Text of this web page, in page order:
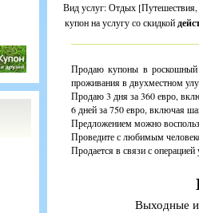
Вид услуг: Отдых [Путешествия,
купон на услугу со скидкой
Продаю купоны в
проживания в двухместном
Продаю 3 дня за 360 евро,
6 дней за 750 евро, включая
Предложением можно
Проведите с любимым
Продается в связи с
Выходные